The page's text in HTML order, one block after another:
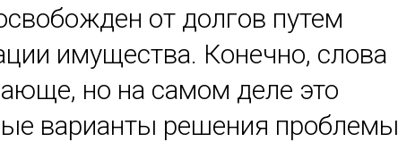
от долгов путем
имущества. Конечно, слова
но на самом деле это
варианты решения проблемы